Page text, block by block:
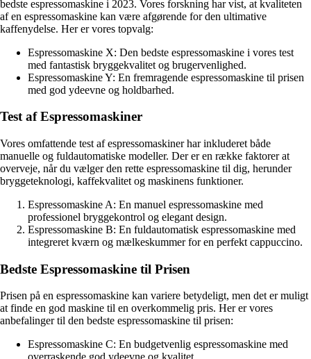
bedste espressomaskine i 2023. Vores forskning har vist, at kvaliteten
af en espressomaskine kan være afgørende for den ultimative
kaffenydelse. Her er vores topvalg:
Espressomaskine X: Den bedste espressomaskine i vores test
med fantastisk bryggekvalitet og brugervenlighed.
Espressomaskine Y: En fremragende espressomaskine til prisen
med god ydeevne og holdbarhed.
Test af Espressomaskiner
Vores omfattende test af espressomaskiner har inkluderet både
manuelle og fuldautomatiske modeller. Der er en række faktorer at
overveje, når du vælger den rette espressomaskine til dig, herunder
bryggeteknologi, kaffekvalitet og maskinens funktioner.
Espressomaskine A: En manuel espressomaskine med
professionel bryggekontrol og elegant design.
Espressomaskine B: En fuldautomatisk espressomaskine med
integreret kværn og mælkeskummer for en perfekt cappuccino.
Bedste Espressomaskine til Prisen
Prisen på en espressomaskine kan variere betydeligt, men det er muligt
at finde en god maskine til en overkommelig pris. Her er vores
anbefalinger til den bedste espressomaskine til prisen:
Espressomaskine C: En budgetvenlig espressomaskine med